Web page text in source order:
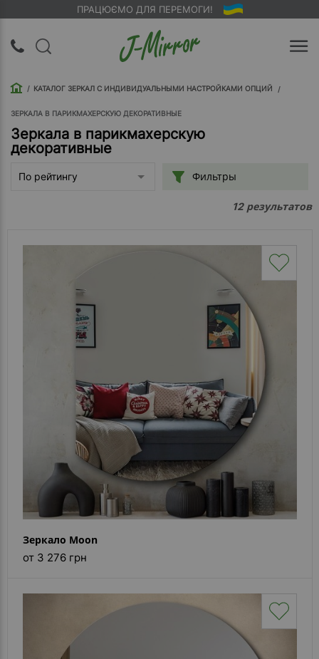
ПРАЦЮЄМО ДЛЯ ПЕРЕМОГИ!
Вход |
компании
Упаковка
Оплата
Каталог
зеркал
Шкафчики
Душевые
кабины
В
наличии
Помошь
(вопрос
- ответ)
КАТАЛОГ ЗЕРКАЛ С ИНДИВИДУАЛЬНЫМИ НАСТРОЙКАМИ ОПЦИЙ
ЗЕРКАЛА В ПАРИКМАХЕРСКУЮ ДЕКОРАТИВНЫЕ
Зеркала в парикмахерскую
декоративные
По рейтингу Фильтры
12результатов
Зеркало Moon
от 3 276 грн